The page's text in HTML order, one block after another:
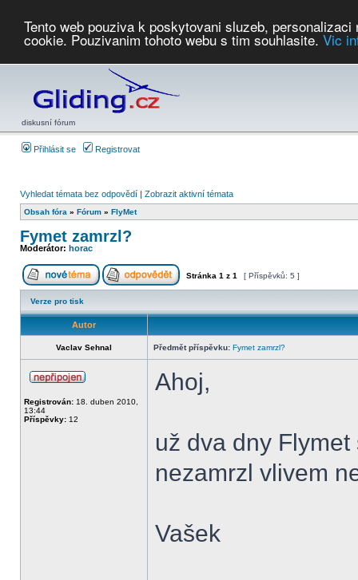
Tento web pouziva k poskytovani sluzeb,
cookie. Pouzivanim tohoto webu s tim souhlasite. Vic
diskusní fórum
Přihlásit se Registrovat
Vyhledat témata bez odpovědí | Zobrazit aktivní témata
Obsah fóra » Fórum » FlyMet
Fymet zamrzl?
Moderátor: horac
Stránka 1 z 1 [ Příspěvků: 5 ]
Verze pro tisk
Autor
Vaclav Sehnal Předmět příspěvku: Fymet zamrzl?
Registrován: 18. duben 2010,
13:44
Příspěvky: 12
Ahoj,
už dva dny
nezamrzl vlivem
Vašek